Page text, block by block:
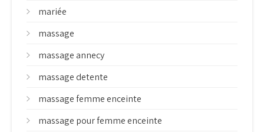
mariée
massage
massage annecy
massage detente
massage femme enceinte
massage pour femme enceinte